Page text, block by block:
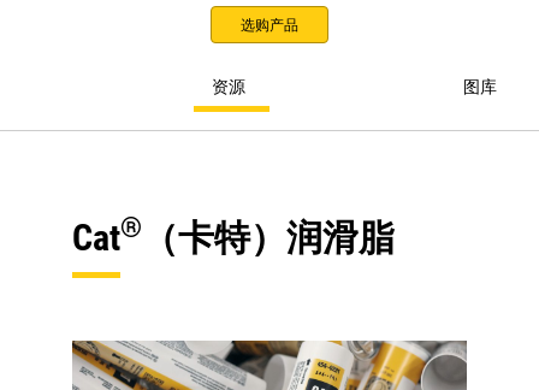
选购产品
资源 图库
Cat® （卡特）润滑脂